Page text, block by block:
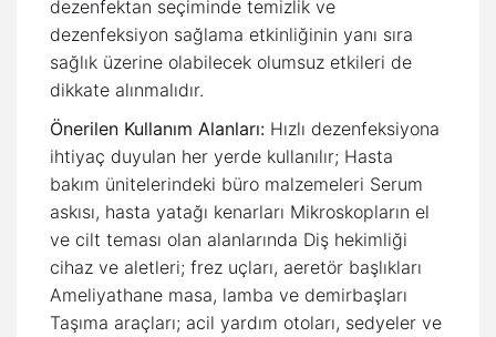
dezenfektan seçiminde temizlik ve
dezenfeksiyon sağlama etkinliğinin yanı sıra
sağlık üzerine olabilecek olumsuz etkileri de
dikkate alınmalıdır.
Önerilen Kullanım Alanları: Hızlı dezenfeksiyona
ihtiyaç duyulan her yerde kullanılır; Hasta
bakım ünitelerindeki büro malzemeleri Serum
askısı, hasta yatağı kenarları Mikroskopların el
ve cilt teması olan alanlarında Diş hekimliği
cihaz ve aletleri; frez uçları, aeretör başlıkları
Ameliyathane masa, lamba ve demirbaşları
Taşıma araçları; acil yardım otoları, sedyeler ve